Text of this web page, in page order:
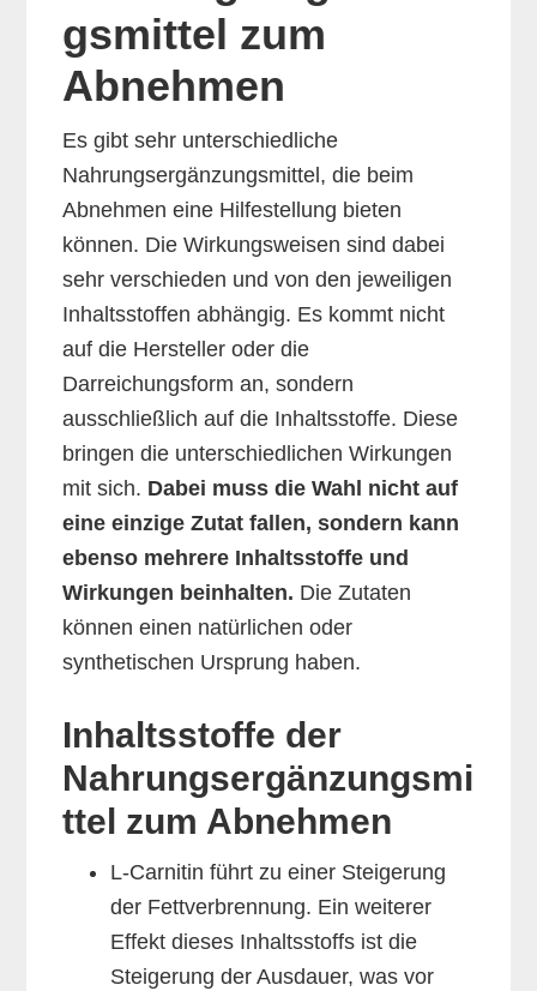
gsmittel zum
Abnehmen
Es gibt sehr unterschiedliche
Nahrungsergänzungsmittel, die beim
Abnehmen eine Hilfestellung bieten
können. Die Wirkungsweisen sind dabei
sehr verschieden und von den jeweiligen
Inhaltsstoffen abhängig. Es kommt nicht
auf die Hersteller oder die
Darreichungsform an, sondern
ausschließlich auf die Inhaltsstoffe. Diese
bringen die unterschiedlichen Wirkungen
mit sich. Dabei muss die Wahl nicht auf
eine einzige Zutat fallen, sondern kann
ebenso mehrere Inhaltsstoffe und
Wirkungen beinhalten. Die Zutaten
können einen natürlichen oder
synthetischen Ursprung haben.
Inhaltsstoffe der
Nahrungsergänzungsmi
ttel zum Abnehmen
L-Carnitin führt zu einer Steigerung
der Fettverbrennung. Ein weiterer
Effekt dieses Inhaltsstoffs ist die
Steigerung der Ausdauer, was vor